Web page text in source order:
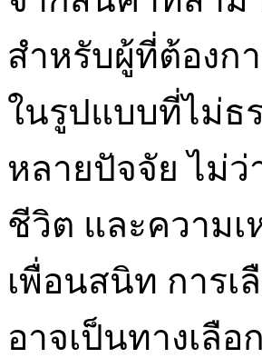
สำหรับผู้ที่ต้องก
ในรูปแบบที่ไม่ธ
หลายปัจจัย ไม่
ชีวิต และความ
เพื่อนสนิท การ
อาจเป็นทางเลื